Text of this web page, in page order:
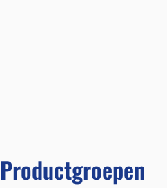
Productgroepen